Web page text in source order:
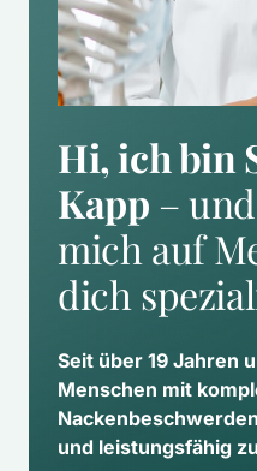
Hi, ich bin
Kapp –
mich auf
dich
Seit über 19 Jahren
Menschen mit
und leistungsfähig